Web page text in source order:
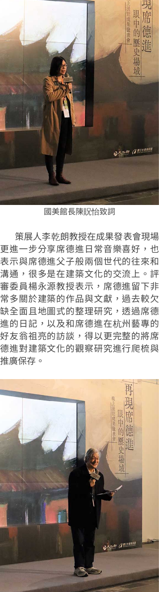
國美館長陳貺怡致詞
策展人李乾朗教授在成果發表會現場
更進一步分享席德進日常音樂喜好，也
表示與席德進父子般兩個世代的往來和
溝通，很多是在建築文化的交流上。評
審委員楊永源教授表示，席德進留下非
常多關於建築的作品與文獻，過去較欠
缺全面且地圖式的整理研究，透過席德
進的日記，以及和席德進在杭州藝專的
好友翁祖亮的訪談，得以更完整的將席
德進對建築文化的觀察研究進行爬梳與
推廣保存。